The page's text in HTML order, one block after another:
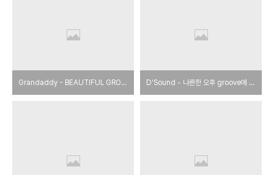
Grandaddy - BEAUTIFUL GROUND D'Sound - 나른한 오후 groove에 취하자!